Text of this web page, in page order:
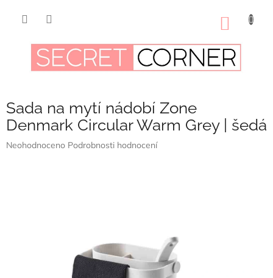
Sada na mytí nádobí Zone
Denmark Circular Warm Grey | šedá
Průměrné
Neohodnoceno Podrobnosti hodnocení